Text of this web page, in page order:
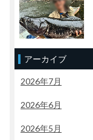
アーカイブ
2026年7月
2026年6月
2026年5月